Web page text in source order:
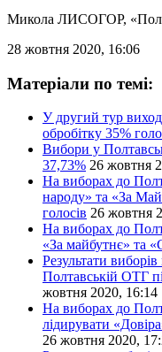
Микола ЛИСОГОР,
28 жовтня 2020, 16:06
Матеріали по темі:
У другий тур
обробітку 35%
Вибори у
37,73% 26 жовтня
На виборах до
народу» та «За
голосів 26 жовтня
На виборах до
«За майбутнє» та
Результати
Полтавській ОТГ
жовтня 2020, 16:14
На виборах до
лідирувати
26 жовтня 2020,